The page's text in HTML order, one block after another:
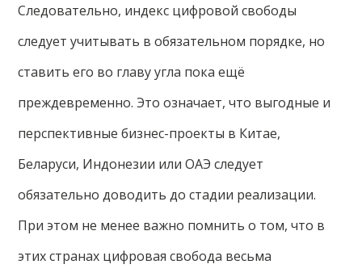
Следовательно, индекс цифровой свободы
следует учитывать в обязательном порядке, но
ставить его во главу угла пока ещё
преждевременно. Это означает, что выгодные и
перспективные бизнес-проекты в Китае,
Беларуси, Индонезии или ОАЭ следует
обязательно доводить до стадии реализации.
При этом не менее важно помнить о том, что в
этих странах цифровая свобода весьма